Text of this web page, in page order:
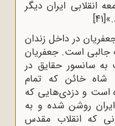
انقلابی ایران دیگر
[41]
در داخل زندان
جالبی است. جعفریان
به سانسور حقایق در
شاه خائن که تمام
است و دزدی‌هایی که
روشن شده و به
که انقلاب مقدس